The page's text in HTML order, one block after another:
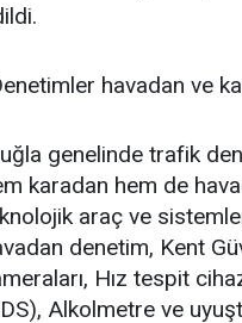
havadan ve
genelinde trafik
karadan hem de
araç ve
denetim, Kent
Hız tespit
Alkolmetre ve